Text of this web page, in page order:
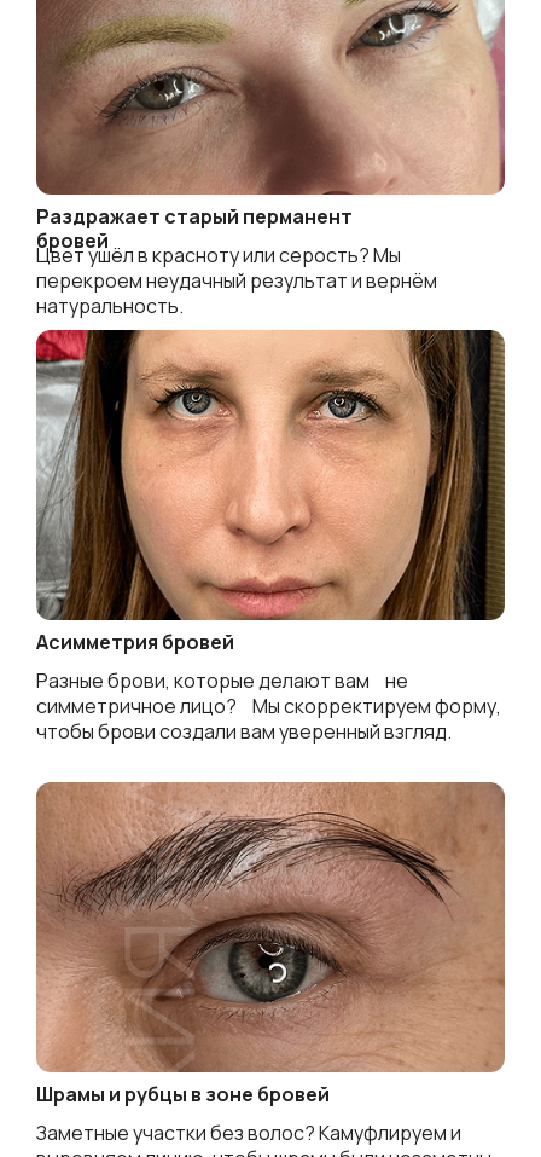
Шрамы и рубцы в зоне бровей
Заметные участки без волос? Камуфлируем и
Раздражает старый перманент
бровей
Цвет ушёл в красноту или серость? Мы
перекроем неудачный результат и вернём
натуральность.
Асимметрия бровей
Разные брови, которые делают вам не
симметричное лицо? Мы скорректируем форму,
чтобы брови создали вам уверенный взгляд.